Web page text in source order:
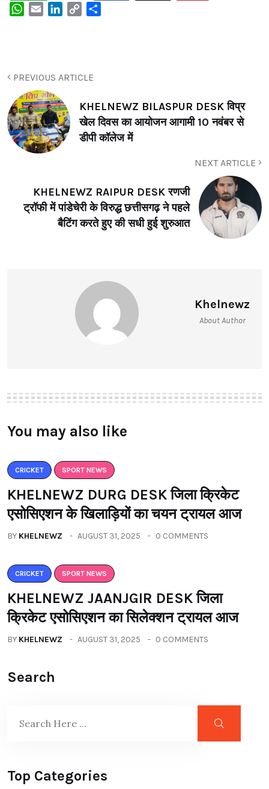
WhatsApp
Email LinkedIn
Copy
PREVIOUS ARTICLE
KHELNEWZ BILASPUR DESK विप्र
खेल दिवस का आयोजन आगामी 10 नवंबर से
डीपी कॉलेज में
NEXT ARTICLE
KHELNEWZ RAIPUR DESK रणजी
ट्रॉफी में पांडेचेरी के विरुद्ध छत्तीसगढ़ ने पहले
बैटिंग करते हुए की सधी हुई शुरुआत
Khelnewz
About Author
You may also like
CRICKET SPORT NEWS
KHELNEWZ DURG DESK जिला क्रिकेट
एसोसिएशन के खिलाड़ियों का चयन ट्रायल आज
BY KHELNEWZ AUGUST 31, 2025 0 COMMENTS
CRICKET SPORT NEWS
KHELNEWZ JAANJGIR DESK जिला
क्रिकेट एसोसिएशन का सिलेक्शन ट्रायल आज
BY KHELNEWZ AUGUST 31, 2025 0 COMMENTS
Search
Top Categories